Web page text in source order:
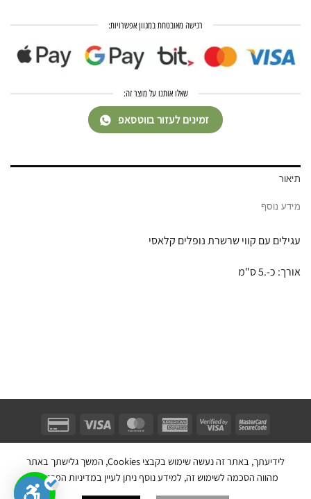
רכישה מאובטחת במגוון אפשרויות:
שאלו אותנו על מוצר זה:
זמינים לעזור בווטסאפ
תיאור
מידע נוסף
עגילים עם קווי שרשרת נופלים קלאסי
אורך: כ-.5 ס"מ
בניית אתר חנות מכירות ע''י:
לידיעתך, באתר זה נעשה שימוש בקבצי Cookies, המשך גלישתך באתר
מהווה הסכמה לשימוש זה, למידע נוסף ניתן לעיין במדיניות הפרטיות.